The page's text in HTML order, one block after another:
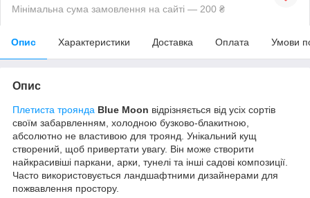
Мінімальна сума замовлення на сайті — 200 ₴
Опис Характеристики Доставка Оплата Умови
Опис
Плетиста троянда Blue Moon відрізняється від усіх сортів
своїм забарвленням, холодною бузково-блакитною,
абсолютно не властивою для троянд. Унікальний кущ
створений, щоб привертати увагу. Він може створити
найкрасивіші паркани, арки, тунелі та інші садові композиції.
Часто використовується ландшафтними дизайнерами для
пожвавлення простору.